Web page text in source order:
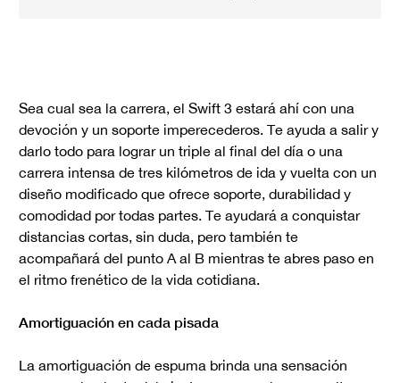
Sea cual sea la carrera, el Swift 3 estará ahí con una
devoción y un soporte imperecederos. Te ayuda a salir y
darlo todo para lograr un triple al final del día o una
carrera intensa de tres kilómetros de ida y vuelta con un
diseño modificado que ofrece soporte, durabilidad y
comodidad por todas partes. Te ayudará a conquistar
distancias cortas, sin duda, pero también te
acompañará del punto A al B mientras te abres paso en
el ritmo frenético de la vida cotidiana.
Amortiguación en cada pisada
La amortiguación de espuma brinda una sensación